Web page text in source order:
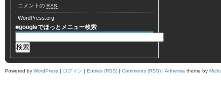
コメントの RSS
WordPress.org
■googleでほっとメニュー検索
Powered by WordPress | ログイン | Entries (RSS) | Comments (RSS) | Arthemia theme by